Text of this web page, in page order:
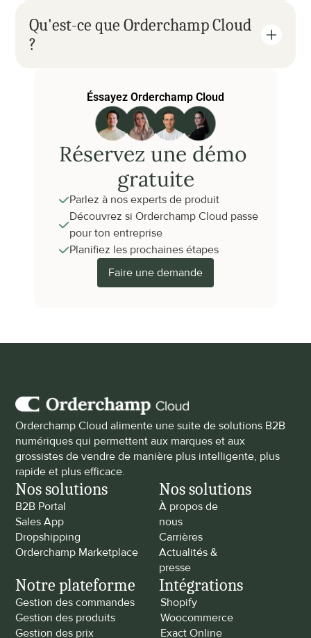
Qu'est-ce que Orderchamp Cloud
?
Éssayez Orderchamp Cloud
Réservez une démo
gratuite
Parlez à nos experts de produit
Découvrez si Orderchamp Cloud passe
pour ton entreprise
Planifiez les prochaines étapes
Faire une demande
Orderchamp Cloud alimente une suite de solutions B2B
numériques qui permettent aux marques et aux
grossistes de vendre de manière plus intelligente, plus
rapide et plus efficace.
Nos solutions
B2B Portal
Sales App
Dropshipping
Orderchamp Marketplace
Nos solutions
À propos de
nous
Carrières
Actualités &
presse
Notre plateforme
Gestion des commandes
Gestion des produits
Gestion des prix
Intégrations
Shopify
Woocommerce
Exact Online